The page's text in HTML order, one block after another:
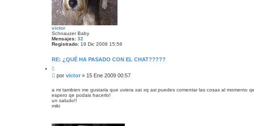
victor
Schnauzer Baby
Mensajes: 32
Registrado: 19 Dic 2008 15:56
RE: ¿QUÉ HA PASADO CON EL CHAT?????
i
t
M
n
s
a
j
por victor » 15 Ene 2009 00:57
a mi tambien me gustaria que uviera xat xq asi puedes comentar las cosas al momento
espero qe podais hacerlo!
un saludo!!
miki